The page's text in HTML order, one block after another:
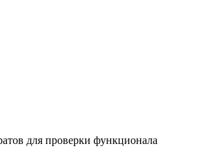
для проверки функционала